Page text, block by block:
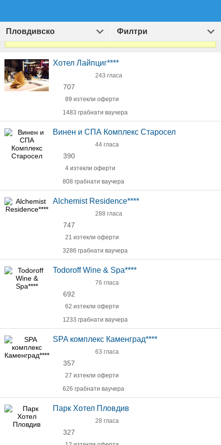
Пловдивско Филтри
Виж оферти за Хотели и Екскурзии
Хотел Лайпциг****
243 гласа
707
89 изтекли оферти
1483 грабнати ваучера
Винен и СПА Комплекс Старосел
44 гласа
390
4 изтекли оферти
808 грабнати ваучера
Alchemist Residence****
288 гласа
747
21 изтекли оферти
3286 грабнати ваучера
Todoroff Wine & Spa****
76 гласа
692
62 изтекли оферти
1233 грабнати ваучера
SPA комплекс Каменград****
63 гласа
357
27 изтекли оферти
626 грабнати ваучера
Парк Хотел Пловдив
28 гласа
327